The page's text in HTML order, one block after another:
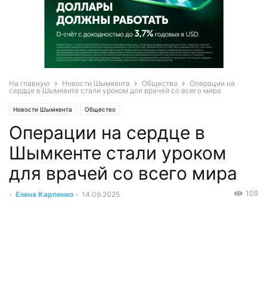
На главную Новости Шымкента Общество
Операции на
сердце в Шымкенте стали уроком для врачей со всего мира
Новости Шымкента Общество
Операции на сердце в
Шымкенте стали уроком
для врачей со всего мира
- Елена Карпенко - 14.09.2025 109